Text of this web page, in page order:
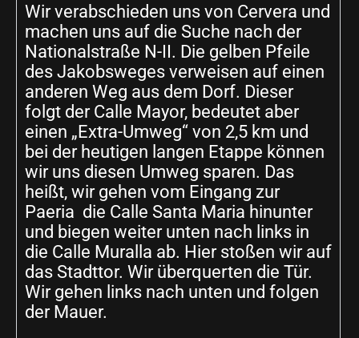
Wir verabschieden uns von Cervera und
machen uns auf die Suche nach der
Nationalstraße N-II. Die gelben Pfeile
des Jakobsweges verweisen auf einen
anderen Weg aus dem Dorf. Dieser
folgt der Calle Mayor, bedeutet aber
einen „Extra-Umweg“ von 2,5 km und
bei der heutigen langen Etappe können
wir uns diesen Umweg sparen. Das
heißt, wir gehen vom Eingang zur
Paeria die Calle Santa Maria hinunter
und biegen weiter unten nach links in
die Calle Muralla ab. Hier stoßen wir auf
das Stadttor. Wir überquerten die Tür.
Wir gehen links nach unten und folgen
der Mauer.